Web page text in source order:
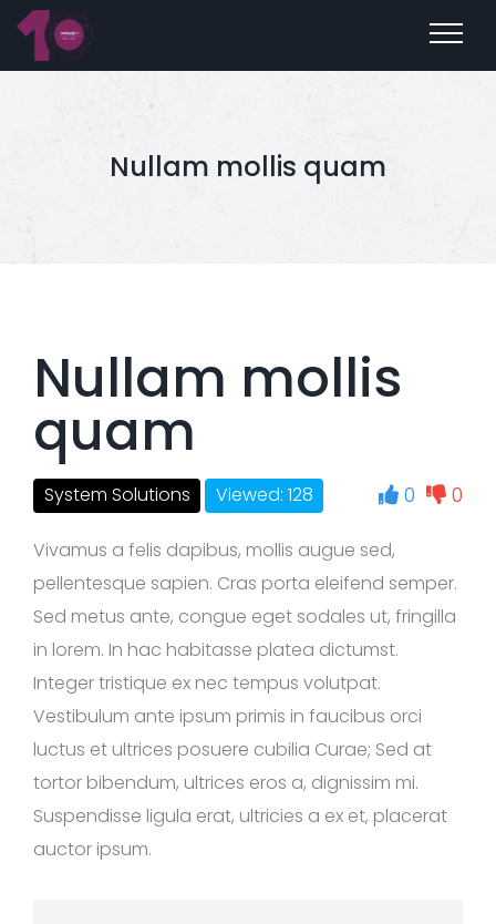
Nullam mollis quam
Nullam mollis
quam
System Solutions Viewed: 128 0 0
Vivamus a felis dapibus, mollis augue sed,
pellentesque sapien. Cras porta eleifend semper.
Sed metus ante, congue eget sodales ut, fringilla
in lorem. In hac habitasse platea dictumst.
Integer tristique ex nec tempus volutpat.
Vestibulum ante ipsum primis in faucibus orci
luctus et ultrices posuere cubilia Curae; Sed at
tortor bibendum, ultrices eros a, dignissim mi.
Suspendisse ligula erat, ultricies a ex et, placerat
auctor ipsum.